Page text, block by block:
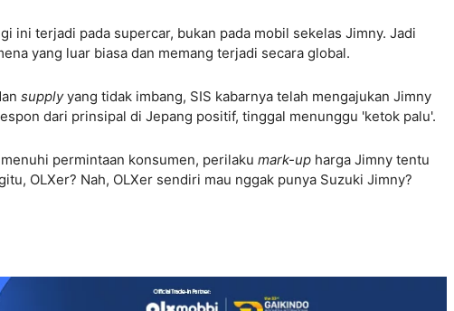
ini terjadi pada supercar, bukan pada mobil sekelas Jimny. Jadi
yang luar biasa dan memang terjadi secara global.
supplyyang tidak imbang, SIS kabarnya telah mengajukan Jimny
dari prinsipal di Jepang positif, tinggal menunggu 'ketok palu'.
permintaan konsumen, perilaku mark-up harga Jimny tentu
OLXer? Nah, OLXer sendiri mau nggak punya Suzuki Jimny?